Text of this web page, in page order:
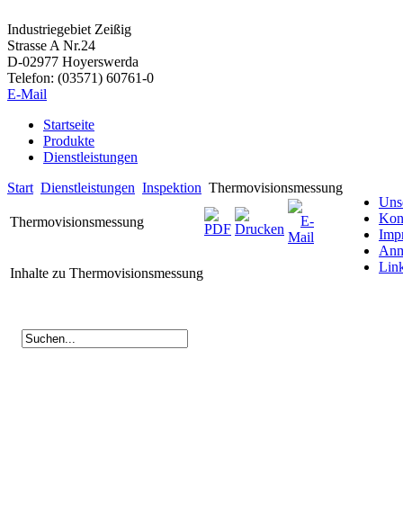
Industriegebiet Zeißig
Strasse A Nr.24
D-02977 Hoyerswerda
Telefon: (03571) 60761-0
E-Mail
Startseite
Produkte
Dienstleistungen
Start Dienstleistungen Inspektion Thermovisionsmessung
Thermovisionsmessung
Inhalte zu Thermovisionsmessung